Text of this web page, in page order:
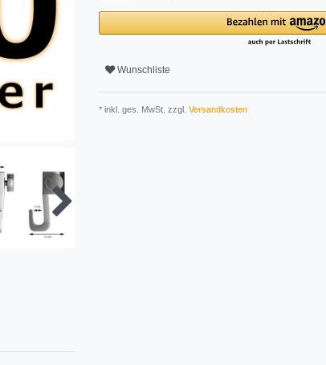
Wunschliste
* inkl. ges. MwSt. zzgl. Versandkosten